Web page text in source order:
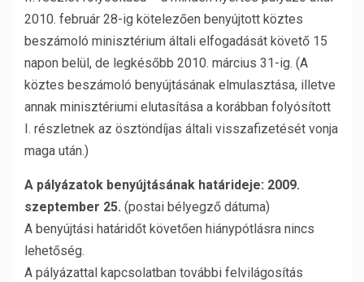
2010. február 28-ig kötelezően benyújtott köztes
beszámoló minisztérium általi elfogadását követő 15
napon belül, de legkésőbb 2010. március 31-ig. (A
köztes beszámoló benyújtásának elmulasztása, illetve
annak minisztériumi elutasítása a korábban folyósított
I. részletnek az ösztöndíjas általi visszafizetését vonja
maga után.)
A pályázatok benyújtásának határideje: 2009.
szeptember 25. (postai bélyegző dátuma)
A benyújtási határidőt követően hiánypótlásra nincs
lehetőség.
A pályázattal kapcsolatban további felvilágosítás